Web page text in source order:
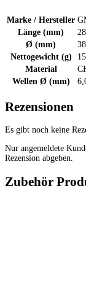
Marke / Hersteller
Länge (mm)
28
Ø (mm)
38
Nettogewicht (g)
Material
Wellen Ø (mm)
Rezensionen
Es gibt noch keine
Nur angemeldete
Rezension abgeben.
Zubehör